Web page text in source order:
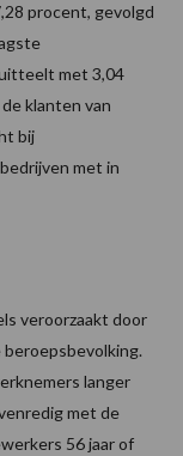
procent, gevolgd
met 3,04
klanten van
bij
met in
veroorzaakt door
langer
met de
56 jaar of